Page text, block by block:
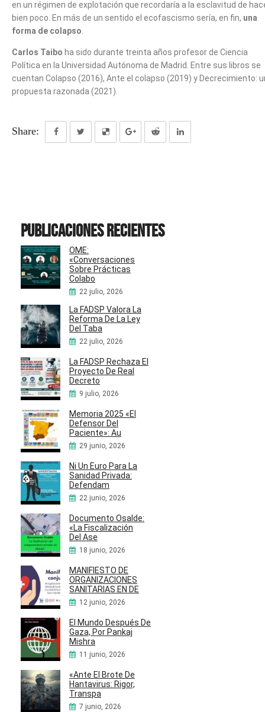
en un régimen de explotación que recordaría a la esclavitud de
bien poco. En más de un sentido el ecofascismo sería, en fin, una
forma de colapso.
Carlos Taibo ha sido durante treinta años profesor de Ciencia
Política en la Universidad Autónoma de Madrid. Entre sus libros se
cuentan Colapso (2016), Ante el colapso (2019) y Decrecimiento:
propuesta razonada (2021).
Share:
Publicaciones recientes
OME:
«Conversaciones
Sobre Prácticas
Colabo
22 julio, 2026
La FADSP Valora La
Reforma De La Ley
Del Taba
22 julio, 2026
La FADSP Rechaza El
Proyecto De Real
Decreto
9 julio, 2026
Memoria 2025 «El
Defensor Del
Paciente»: Au
29 junio, 2026
Ni Un Euro Para La
Sanidad Privada:
Defendam
22 junio, 2026
Documento Osalde:
«La Fiscalización
Del Ase
18 junio, 2026
MANIFIESTO DE
ORGANIZACIONES
SANITARIAS EN DE
12 junio, 2026
El Mundo Después De
Gaza, Por Pankaj
Mishra
11 junio, 2026
«Ante El Brote De
Hantavirus: Rigor,
Transpa
7 junio, 2026